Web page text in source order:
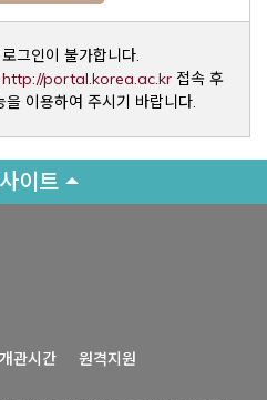
그인이 불가합니다.
http://portal.korea.ac.krOpens a
접속 후
이용하여 주시기 바랍니다.
이트
개관시간 원격지원
window